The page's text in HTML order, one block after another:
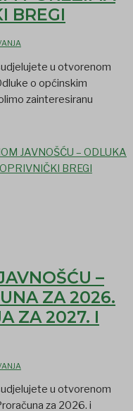
BREGI
u otvorenom
o općinskim
zainteresiranu
JAVNOŠĆU – ODLUKA
BREGI
–
ZA 2026.
ZA 2027. I
u otvorenom
za 2026. i